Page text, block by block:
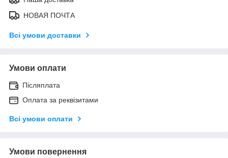
НОВАЯ ПОЧТА
Всі умови доставки
Умови оплати
Післяплата
Оплата за реквізитами
Всі умови оплати
Умови повернення